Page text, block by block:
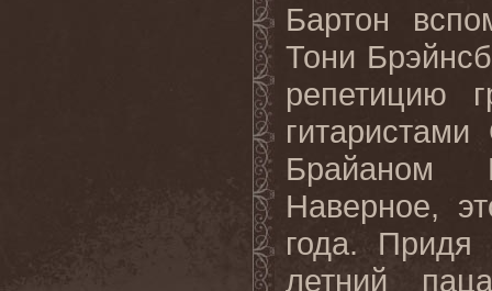
Бартон
Тони
репетицию
Брайаном
Наверное,
года. Придя
летний